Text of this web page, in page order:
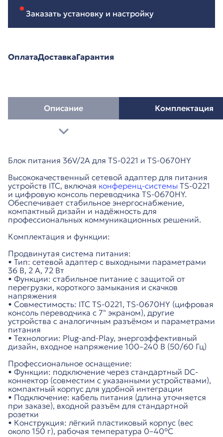
Заказать установку и настройку
ОплатаДоставкаГарантия
Описание Комплектация
Блок питания 36V/2A для TS-0221 и TS-0670HY
Высококачественный сетевой адаптер для питания
устройств ITC, включая конференц-системы TS-0221
и цифровую консоль переводчика TS-0670HY.
Обеспечивает стабильное энергоснабжение,
компактный дизайн и надёжность для
профессиональных коммуникационных решений.
Комплектация и функции:
Продвинутая система питания:
• Тип: сетевой адаптер с выходными параметрами
36 В, 2 А, 72 Вт
• Функции: стабильное питание с защитой от
перегрузки, короткого замыкания и скачков
напряжения
• Совместимость: ITC TS-0221, TS-0670HY (цифровая
консоль переводчика с 7" экраном), другие
устройства с аналогичным разъёмом и параметрами
питания
• Технологии: Plug-and-Play, энергоэффективный
дизайн, входное напряжение 100–240 В (50/60 Гц)
Профессиональное оснащение:
• Функции: подключение через стандартный DC-
коннектор (совместим с указанными устройствами),
компактный корпус для удобной интеграции
• Подключение: кабель питания (длина уточняется
при заказе), входной разъём для стандартной
розетки
• Конструкция: лёгкий пластиковый корпус (вес
около 150 г), рабочая температура 0–40°C